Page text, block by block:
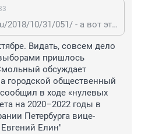
https://www.fontanka.ru/2018/10/31/051/ - а вот эта ШО? Председатель комитета финансов Петербурга Алексей Корабельников заявил, что стоимость проезда в общественном транспорте города в следующем году останется на прежнем уровне. – Бюджетом на 2019 год повышение тарифа на общественный транспорт не предусмотрено, – сказал чиновник, представляя в ЗакСе 31 октября бюджет на 2019-й и плановые 2020-2021 годы. "Как писала «Фонтанка», еще в августе рассматривались два варианта установления тарифов на городской транспорт в 2019 году. Согласно первому, петербуржцы по-прежнему должны были бы платить 45 рублей за жетон и 40 рублей за билет на трамвай, автобус и троллейбус. А второй предполагал, что проезд на метро подорожает до 47 рублей, на наземном транспорте – до 42 рублей. Но почти сразу стало известно, что за счет субсидии размер тарифа удастся удержать на уровне 2018 года. Все-таки впереди губернаторские выборы".
Видать, совсем дело
пришлось
обсуждает
городской общественный
сообщил в ходе «нулевых
на 2020–2022 годы в
Петербурга вице-
Евгений Елин"